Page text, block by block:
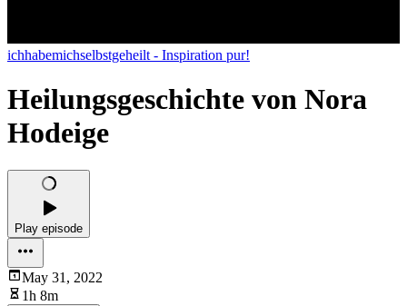
ichhabemichselbstgeheilt - Inspiration pur!
Heilungsgeschichte von Nora
Hodeige
Play episode
May 31, 2022
1h 8m